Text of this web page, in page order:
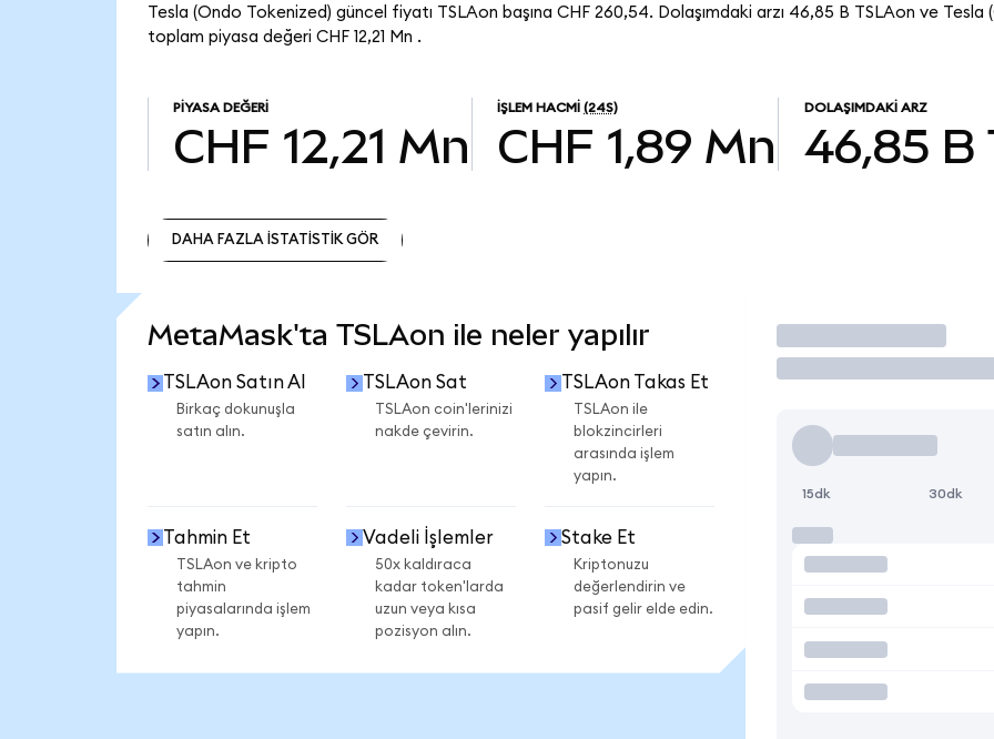
Tesla (Ondo Tokenized) güncel fiyatı TSLAon başına CHF 260,54. Dolaşımdaki arzı 46,85 B TSLAon ve Tesla
toplam piyasa değeri CHF 12,21 Mn .
PIYASA DEĞERI
CHF 12,21 Mn
İŞLEM HACMI (24S)
CHF 1,89 Mn
DOLAŞIMDAKI ARZ
46,85 B
DAHA FAZLA İSTATİSTİK GÖR
MetaMask'ta TSLAon ile neler yapılır
TSLAon Satın Al
Birkaç dokunuşla
satın alın.
TSLAon Sat
TSLAon coin'lerinizi
nakde çevirin.
TSLAon Takas Et
TSLAon ile
blokzincirleri
arasında işlem
yapın.
Tahmin Et
TSLAon ve kripto
tahmin
piyasalarında işlem
yapın.
Vadeli İşlemler
50x kaldıraca
kadar token'larda
uzun veya kısa
pozisyon alın.
Stake Et
Kriptonuzu
değerlendirin ve
pasif gelir elde edin.
İşlem Yap
15dk 30dk